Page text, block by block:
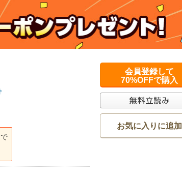
会員登録して
70%OFFで購入
お気に入りに追加